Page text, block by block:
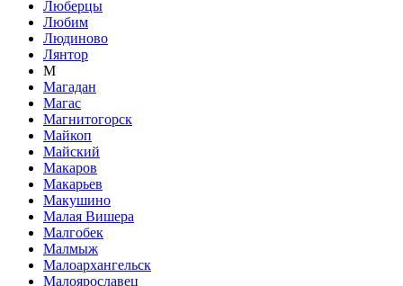
Люберцы
Любим
Людиново
Лянтор
М
Магадан
Магас
Магнитогорск
Майкоп
Майский
Макаров
Макарьев
Макушино
Малая Вишера
Малгобек
Малмыж
Малоархангельск
Малоярославец